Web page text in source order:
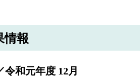
情報
令和元年度 12月